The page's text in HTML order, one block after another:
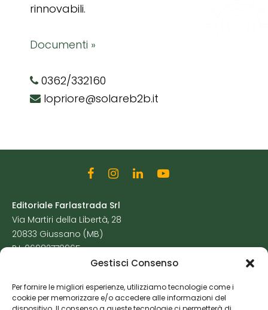
Gestisci Consenso
Per fornire le migliori esperienze, utilizziamo tecnologie come i
cookie per memorizzare e/o accedere alle informazioni del
rinnovabili.
Documenti »
0362/332160
lopriore@solareb2b.it
Editoriale Farlastrada Srl
Via Martiri della Libertà, 28
20833 Giussano (MB)
P.I. 06982770965
Cookie Policy
Risorse Aggiuntive